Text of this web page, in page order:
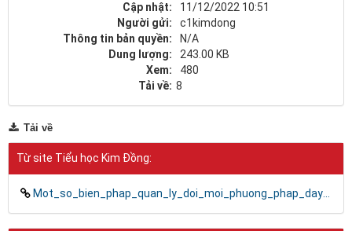
Cập nhật:
11/12/2022 10:51
Người gửi:
c1kimdong
Thông tin bản quyền:
N/A
Dung lượng:
243.00 KB
Xem:
480
Tải về: 8
Tải về
Từ site Tiểu học Kim Đồng:
Mot_so_bien_phap_quan_ly_doi_moi_phuong_phap_day_hoc_chuong_trinh_giao_duc_pho_thong_moi_2018_o_truong_tieu_hoc.doc